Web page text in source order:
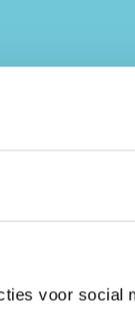
voor social
allemaal
waar
spullen?